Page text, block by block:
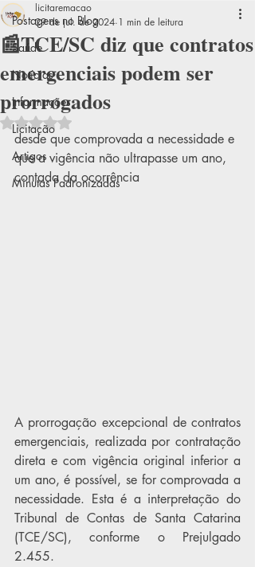
Postagens no Blog
Saúde
Notícias
Informações
Licitação
Artigos
Minutas Padronizadas
📰TCE/SC diz que contratos
emergenciais podem ser
prorrogados
licitaremacao
29 de jul. de 2024 1 min de leitura
Avaliado com NaN de 5 estrelas.
desde que comprovada a necessidade e
que a vigência não ultrapasse um ano,
contada da ocorrência
A prorrogação excepcional de contratos
emergenciais, realizada por contratação
direta e com vigência original inferior a
um ano, é possível, se for comprovada a
necessidade. Esta é a interpretação do
Tribunal de Contas de Santa Catarina
(TCE/SC), conforme o Prejulgado
2.455.